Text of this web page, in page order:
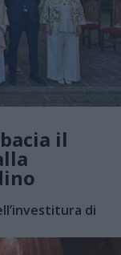
il
di